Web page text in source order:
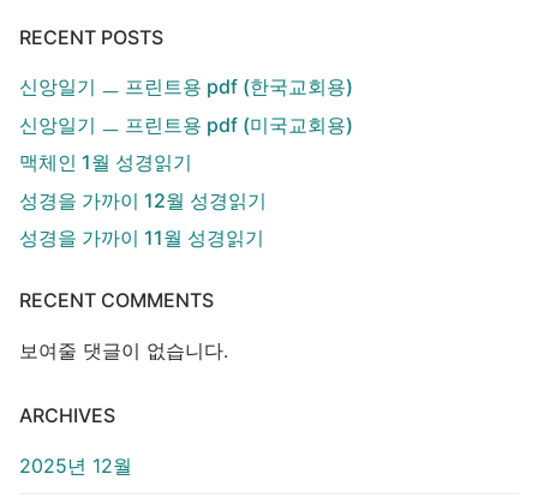
RECENT POSTS
신앙일기 ㅡ 프린트용 pdf (한국교회용)
신앙일기 ㅡ 프린트용 pdf (미국교회용)
맥체인 1월 성경읽기
성경을 가까이 12월 성경읽기
성경을 가까이 11월 성경읽기
RECENT COMMENTS
보여줄 댓글이 없습니다.
ARCHIVES
2025년 12월